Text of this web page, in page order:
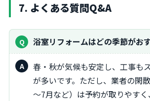
7. よくある質問Q&A
浴室リフォームはどの季節がお
春・秋が気候も安定し、工事もスムーズなこと
が多いです。ただし、業者の閑
～7月など）は予約が取りやす